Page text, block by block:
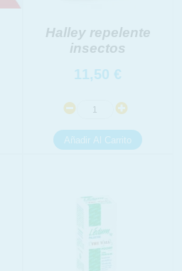
Halley repelente
insectos
11,50 €